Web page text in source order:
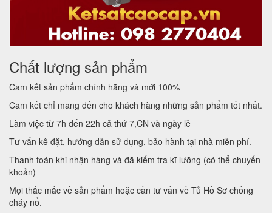
Chất lượng sản phẩm
Cam kết sản phẩm chính hãng và mới 100%
Cam kết chỉ mang đến cho khách hàng những sản phẩm tốt nhất.
Làm việc từ 7h đến 22h cả thứ 7,CN và ngày lễ
Tư vấn kê đặt, hướng dẫn sử dụng, bảo hành tại nhà miễn phí.
Thanh toán khi nhận hàng và đã kiểm tra kĩ lưỡng (có thể chuyển
khoản)
Mọi thắc mắc về sản phẩm hoặc cần tư vấn về Tủ Hồ Sơ chống
cháy nổ.